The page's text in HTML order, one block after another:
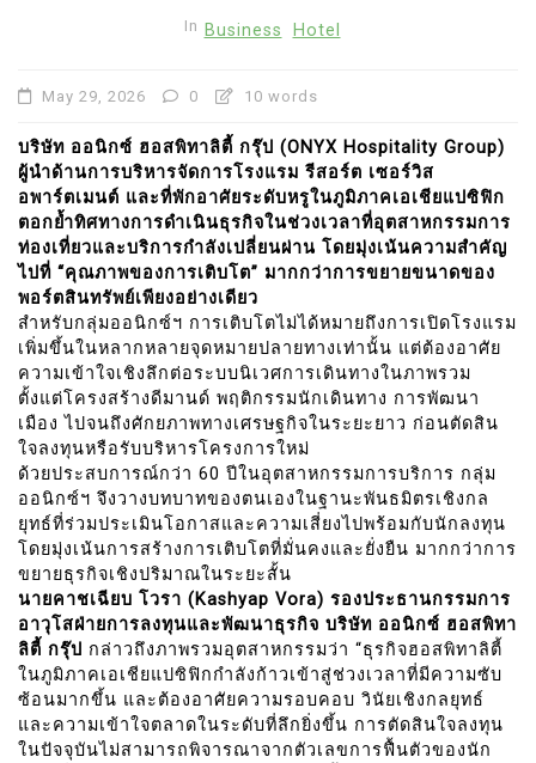
In Business Hotel
May 29, 2026 0 10 words
บริษัท ออนิกซ์ ฮอสพิทาลิตี้ กรุ๊ป (ONYX Hospitality Group)
ผู้นำด้านการบริหารจัดการโรงแรม รีสอร์ต เซอร์วิส
อพาร์ตเมนต์ และที่พักอาศัยระดับหรูในภูมิภาคเอเชียแปซิฟิก
ตอกย้ำทิศทางการดำเนินธุรกิจในช่วงเวลาที่อุตสาหกรรมการ
ท่องเที่ยวและบริการกำลังเปลี่ยนผ่าน โดยมุ่งเน้นความสำคัญ
ไปที่ “คุณภาพของการเติบโต” มากกว่าการขยายขนาดของ
พอร์ตสินทรัพย์เพียงอย่างเดียว
สำหรับกลุ่มออนิกซ์ฯ การเติบโตไม่ได้หมายถึงการเปิดโรงแรม
เพิ่มขึ้นในหลากหลายจุดหมายปลายทางเท่านั้น แต่ต้องอาศัย
ความเข้าใจเชิงลึกต่อระบบนิเวศการเดินทางในภาพรวม
ตั้งแต่โครงสร้างดีมานด์ พฤติกรรมนักเดินทาง การพัฒนา
เมือง ไปจนถึงศักยภาพทางเศรษฐกิจในระยะยาว ก่อนตัดสิน
ใจลงทุนหรือรับบริหารโครงการใหม่
ด้วยประสบการณ์กว่า 60 ปีในอุตสาหกรรมการบริการ กลุ่ม
ออนิกซ์ฯ จึงวางบทบาทของตนเองในฐานะพันธมิตรเชิงกล
ยุทธ์ที่ร่วมประเมินโอกาสและความเสี่ยงไปพร้อมกับนักลงทุน
โดยมุ่งเน้นการสร้างการเติบโตที่มั่นคงและยั่งยืน มากกว่าการ
ขยายธุรกิจเชิงปริมาณในระยะสั้น
นายคาชเฉียบ โวรา (Kashyap Vora) รองประธานกรรมการ
อาวุโสฝ่ายการลงทุนและพัฒนาธุรกิจ บริษัท ออนิกซ์ ฮอสพิทา
ลิตี้ กรุ๊ป กล่าวถึงภาพรวมอุตสาหกรรมว่า “ธุรกิจฮอสพิทาลิตี้
ในภูมิภาคเอเชียแปซิฟิกกำลังก้าวเข้าสู่ช่วงเวลาที่มีความซับ
ซ้อนมากขึ้น และต้องอาศัยความรอบคอบ วินัยเชิงกลยุทธ์
และความเข้าใจตลาดในระดับที่ลึกยิ่งขึ้น การตัดสินใจลงทุน
ในปัจจุบันไม่สามารถพิจารณาจากตัวเลขการฟื้นตัวของนัก